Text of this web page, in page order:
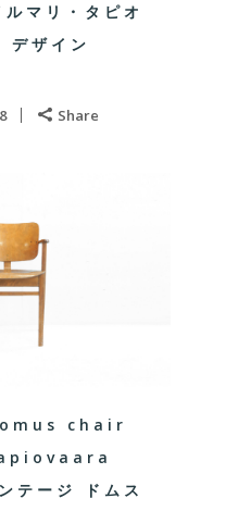
マリ・タピオ
デザイン
Share
chair
ージ ドムス